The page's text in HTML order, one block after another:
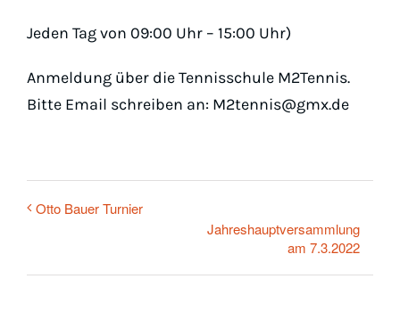
Jeden Tag von 09:00 Uhr – 15:00 Uhr)
Anmeldung über die Tennisschule M2Tennis.
Bitte Email schreiben an: M2tennis@gmx.de
Otto Bauer Turnier
Jahreshauptversammlung
am 7.3.2022